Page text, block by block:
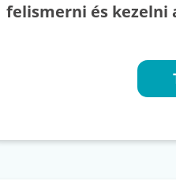
felismerni és kezelni